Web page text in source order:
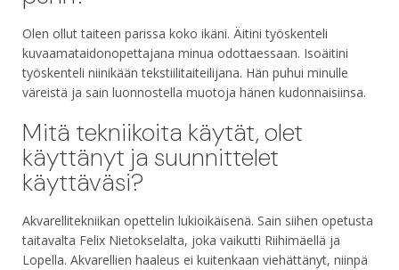
Olen ollut taiteen parissa koko ikäni. Äitini työskenteli
kuvaamataidonopettajana minua odottaessaan. Isoäitini
työskenteli niinikään tekstiilitaiteilijana. Hän puhui minulle
väreistä ja sain luonnostella muotoja hänen kudonnaisiinsa.
Mitä tekniikoita käytät, olet
käyttänyt ja suunnittelet
käyttäväsi?
Akvarellitekniikan opettelin lukioikäisenä. Sain siihen opetusta
taitavalta Felix Nietokselalta, joka vaikutti Riihimäellä ja
Lopella. Akvarellien haaleus ei kuitenkaan viehättänyt, niinpä